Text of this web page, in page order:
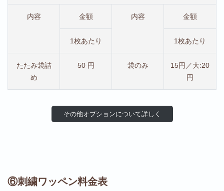
内容 金額 内容 金額
1枚あたり 1枚あたり
たたみ袋詰
め
50 円 袋のみ
15円／大:20
円
その他オプションについて詳しく
⑥刺繍ワッペン料金表